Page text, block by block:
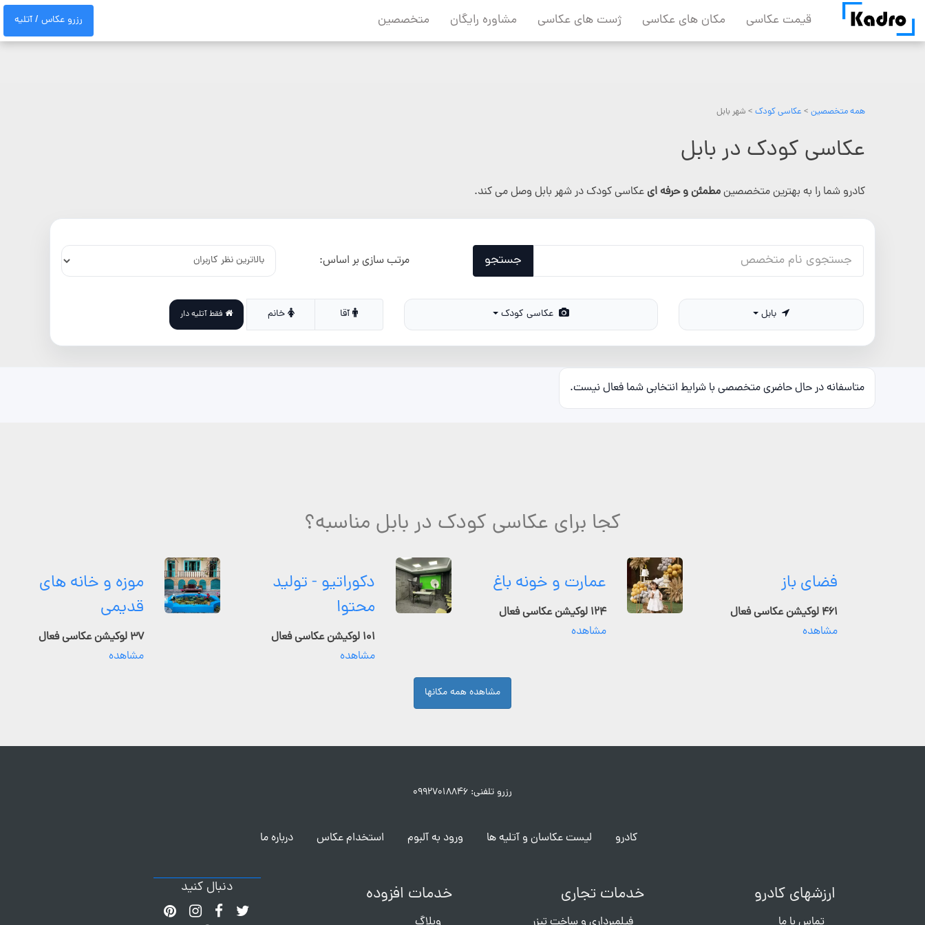
content
قیمت عکاسی مکان های عکاسی ژست های عکاسی مشاوره رایگان متخصصین رزرو عکاس / آتلیه
همه متخصصین > عکاسی کودک > شهر بابل
عکاسی کودک در بابل
کادرو شما را به بهترین متخصصینمطمئن و حرفه ایعکاسی کودک در شهر بابل وصل می کند.
جستجو مرتب سازی بر اساس:
عکاسی کودک آقا خانم فقط آتلیه دار
متاسفانه در حال حاضری متخصصی با شرایط انتخابی شما فعال نیست.
کجا برای عکاسی کودک در بابل مناسبه؟
فضای باز
۴۶۱ لوکیشن عکاسی فعال
مشاهده
عمارت و خونه باغ
۱۲۴ لوکیشن عکاسی فعال
مشاهده
دکوراتیو - تولید
محتوا
۱۰۱ لوکیشن عکاسی فعال
مشاهده
موزه و خانه های
قدیمی
۳۷ لوکیشن عکاسی فعال
مشاهده
مشاهده همه مکانها
رزرو تلفنی: ۰۹۹۲۷۰۱۸۸۴۶
کادرو لیست عکاسان و آتلیه ها ورود به آلبوم استخدام عکاس درباره ما
ارزشهای کادرو خدمات تجاری خدمات افزوده دنبال کنید